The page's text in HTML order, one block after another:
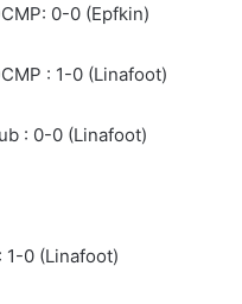
0-0 (Epfkin)
: 1-0 (Linafoot)
: 0-0 (Linafoot)
1-0 (Linafoot)